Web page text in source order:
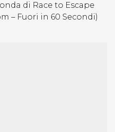
di Race to Escape
– Fuori in 60 Secondi)